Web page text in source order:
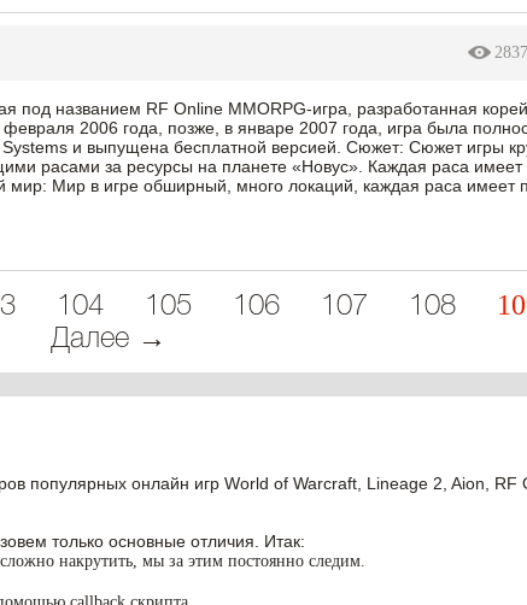
под названием RF Online MMORPG-игра, разработанная
2006 года, позже, в январе 2007 года, игра была
и выпущена бесплатной версией. Сюжет: Сюжет игры
расами за ресурсы на планете «Новус». Каждая раса
мир: Мир в игре обширный, много локаций, каждая раса имеет
104 105 106 107 108
Далее →
популярных онлайн игр World of Warcraft, Lineage 2, Aion, RF
только основные отличия. Итак:
накрутить, мы за этим постоянно следим.